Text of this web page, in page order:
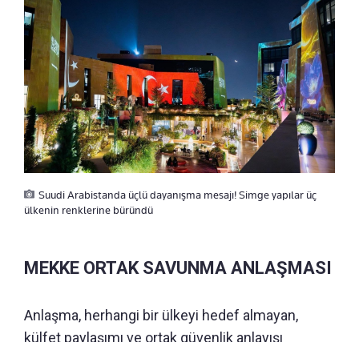
Suudi Arabistanda üçlü dayanışma mesajı! Simge yapılar üç
ülkenin renklerine büründü
MEKKE ORTAK SAVUNMA ANLAŞMASI
Anlaşma, herhangi bir ülkeyi hedef almayan,
külfet paylaşımı ve ortak güvenlik anlayışı